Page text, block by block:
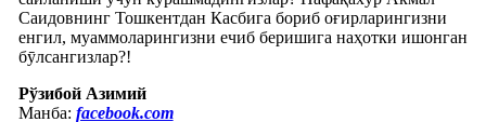
Саидовнинг Тошкентдан Касбига бориб оғирларингизни
енгил, муаммоларингизни ечиб беришига наҳотки ишонган
бӯлсангизлар?!
Рўзибой Азимий
Манба: facebook.com